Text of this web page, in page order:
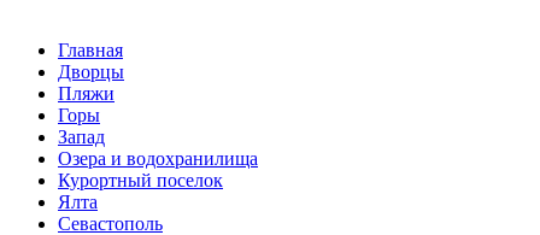
Главная
Дворцы
Пляжи
Горы
Запад
Озера и водохранилища
Курортный поселок
Ялта
Севастополь